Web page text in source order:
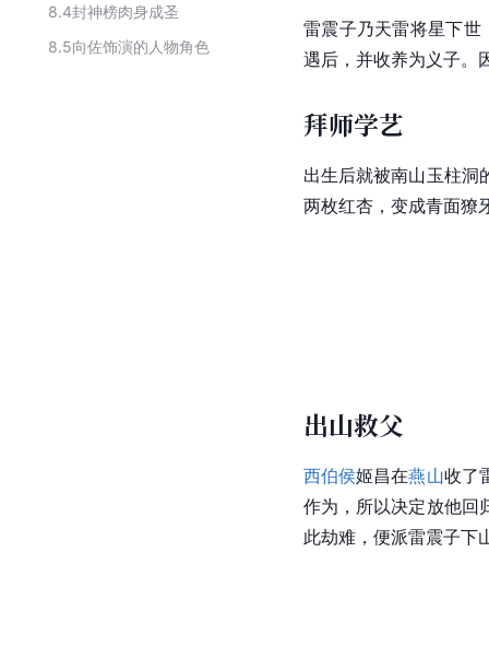
8.4封神榜肉身成圣
8.5向佐饰演的人物角色
雷震子乃天雷将星下世
遇后，并收养为义子。
拜师学艺
出生后就被南山玉柱洞
两枚红杏，变成青面獠
出山救父
西伯侯姬昌在燕山收了
作为，所以决定放他回
此劫难，便派雷震子下